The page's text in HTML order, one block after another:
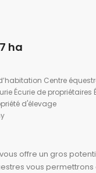
ha
Centre
Écurie de propriétaires
d'élevage
offre un gros
vous